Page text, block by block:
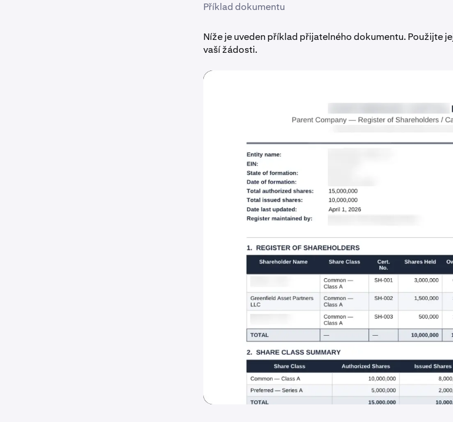
Příklad dokumentu
Níže je uveden příklad přijatelného dokumentu. Použijte
vaší žádosti.